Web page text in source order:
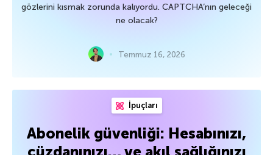
gözlerini kısmak zorunda kalıyordu. CAPTCHA’nın geleceği
ne olacak?
Temmuz 16, 2026
İpuçları
Abonelik güvenliği: Hesabınızı,